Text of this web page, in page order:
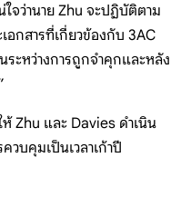
จว่านาย Zhu จะปฏิบัติตาม
อกสารที่เกี่ยวข้องกับ 3AC
ะหว่างการถูกจำคุกและหลัง
Zhu และ Davies ดำเนิน
บคุมเป็นเวลาเก้าปี